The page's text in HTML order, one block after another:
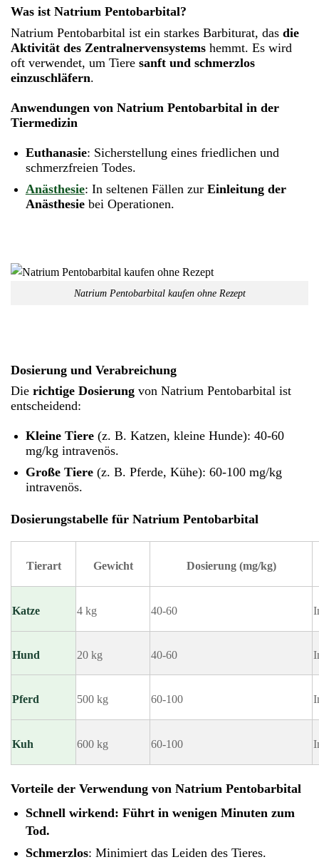
Was ist Natrium Pentobarbital?
Natrium Pentobarbital ist ein starkes Barbiturat, das die
Aktivität des Zentralnervensystems hemmt. Es wird
oft verwendet, um Tiere sanft und schmerzlos
einzuschläfern.
Anwendungen von Natrium Pentobarbital in der
Tiermedizin
Euthanasie: Sicherstellung eines friedlichen und
schmerzfreien Todes.
Anästhesie: In seltenen Fällen zur Einleitung der
Anästhesiebei Operationen.
Natrium Pentobarbital kaufen ohne Rezept
Dosierung und Verabreichung
Die richtige Dosierung von Natrium Pentobarbital ist
entscheidend:
Kleine Tiere(z. B. Katzen, kleine Hunde): 40-60
mg/kg intravenös.
Große Tiere(z. B. Pferde, Kühe): 60-100 mg/kg
intravenös.
Dosierungstabelle für Natrium Pentobarbital
Tierart Gewicht Dosierung (mg/kg)
Katze 4 kg 40-60
Hund 20 kg 40-60
Pferd 500 kg 60-100
Kuh 600 kg 60-100
Vorteile der Verwendung von Natrium Pentobarbital
Schnell wirkend: Führt in wenigen Minuten zum
Tod.
Schmerzlos: Minimiert das Leiden des Tieres.